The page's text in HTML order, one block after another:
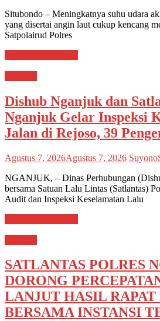
Situbondo – Meningkatnya suhu udara
yang disertai angin laut cukup kencang
Satpolairud Polres
Dishub Nganjuk dan
Nganjuk Gelar Inspeksi
Jalan di Rejoso, 39
Agustus 7, 2026Agustus 7, 2026
NGANJUK, – Dinas Perhubungan
bersama Satuan Lalu Lintas (Satlantas)
Audit dan Inspeksi Keselamatan Lalu
SATLANTAS POLRES
DORONG
LANJUT HASIL
BERSAMA INSTANSI